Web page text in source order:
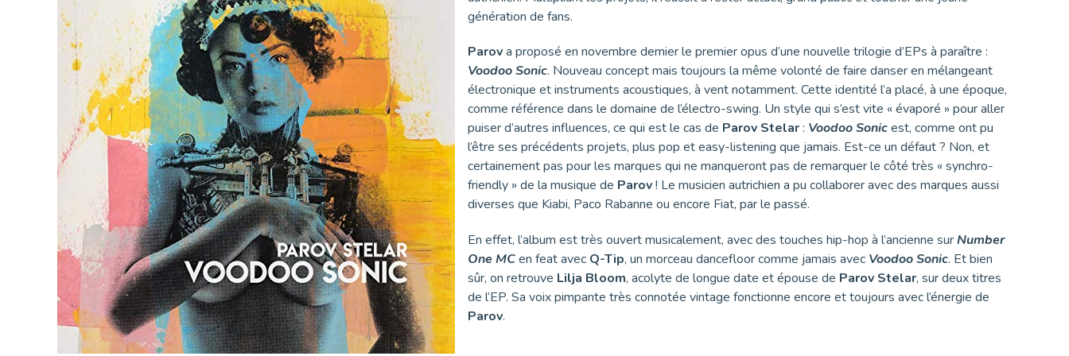
génération de fans.
Parova proposé en novembre dernier le premier opus d’une nouvelle trilogie d’EPs à paraître :
Voodoo Sonic. Nouveau concept mais toujours la même volonté de faire danser en mélangeant
électronique et instruments acoustiques, à vent notamment. Cette identité l’a placé, à une époque,
comme référence dans le domaine de l’électro-swing. Un style qui s’est vite « évaporé » pour aller
puiser d’autres influences, ce qui est le cas de Parov Stelar: Voodoo Sonicest, comme ont pu
l’être ses précédents projets, plus pop et easy-listening que jamais. Est-ce un défaut ? Non, et
certainement pas pour les marques qui ne manqueront pas de remarquer le côté très « synchro-
friendly » de la musique de Parov! Le musicien autrichien a pu collaborer avec des marques aussi
diverses que Kiabi, Paco Rabanne ou encore Fiat, par le passé.
En effet, l’album est très ouvert musicalement, avec des touches hip-hop à l’ancienne surNumber
One MCen feat avec Q-Tip, un morceau dancefloor comme jamais avec Voodoo Sonic. Et bien
sûr, on retrouve Lilja Bloom, acolyte de longue date et épouse de Parov Stelar, sur deux titres
de l’EP. Sa voix pimpante très connotée vintage fonctionne encore et toujours avec l’énergie de
Parov.